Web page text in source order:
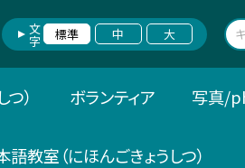
文字 標準 中 大
） ボランティア 写真/
語教室（にほんごきょうしつ）